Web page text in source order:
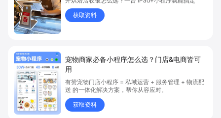
获取资料
宠物商家必备小程序怎么选？门店&电商皆可
用
有赞宠物门店小程序 = 私域运营 + 服务管理 + 物流配
送 的一体化解决方案，帮你从容应对。
获取资料